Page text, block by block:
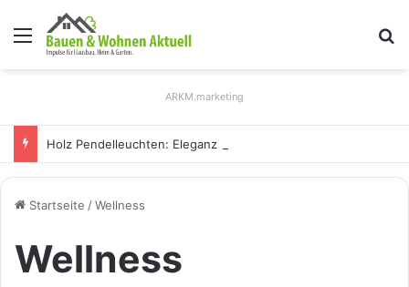
Menü
ARKM.marketing
Startseite /Wellness
Wellness